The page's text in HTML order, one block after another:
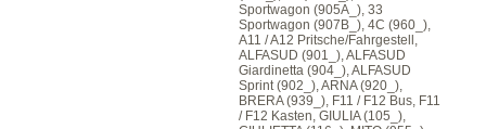
Sportwagon (905A_), 33
Sportwagon (907B_), 4C (960_),
A11 / A12 Pritsche/Fahrgestell,
ALFASUD (901_), ALFASUD
Giardinetta (904_), ALFASUD
Sprint (902_), ARNA (920_),
BRERA (939_), F11 / F12 Bus, F11
/ F12 Kasten, GIULIA (105_),